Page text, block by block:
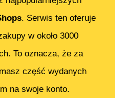
. Serwis ten oferuje
w około 3000
To oznacza, że za
część wydanych
na swoje konto.